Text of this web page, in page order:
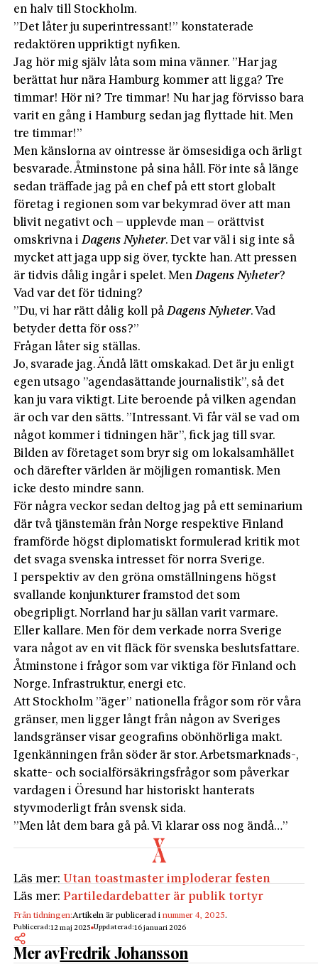
en halv till Stockholm.
”Det låter ju superintressant!” konstaterade
redaktören uppriktigt nyfiken.
Jag hör mig själv låta som mina vänner. ”Har jag
berättat hur nära Hamburg kommer att ligga? Tre
timmar! Hör ni? Tre timmar! Nu har jag förvisso bara
varit en gång i Hamburg sedan jag flyttade hit. Men
tre timmar!”
Men känslorna av ointresse är ömsesidiga och ärligt
besvarade. Åtminstone på sina håll. För inte så länge
sedan träffade jag på en chef på ett stort globalt
företag i regionen som var bekymrad över att man
blivit negativt och – upplevde man – orättvist
omskrivna iDagens Nyheter. Det var väl i sig inte så
mycket att jaga upp sig över, tyckte han. Att pressen
är tidvis dålig ingår i spelet. MenDagens Nyheter?
Vad var det för tidning?
”Du, vi har rätt dålig koll påDagens Nyheter. Vad
betyder detta för oss?”
Frågan låter sig ställas.
Jo, svarade jag. Ändå lätt omskakad. Det är ju enligt
egen utsago ”agendasättande journalistik”, så det
kan ju vara viktigt. Lite beroende på vilken agendan
är och var den sätts. ”Intressant. Vi får väl se vad om
något kommer i tidningen här”, fick jag till svar.
Bilden av företaget som bryr sig om lokalsamhället
och därefter världen är möjligen romantisk. Men
icke desto mindre sann.
För några veckor sedan deltog jag på ett seminarium
där två tjänstemän från Norge respektive Finland
framförde högst diplomatiskt formulerad kritik mot
det svaga svenska intresset för norra Sverige.
I perspektiv av den gröna omställningens högst
svallande konjunkturer framstod det som
obegripligt. Norrland har ju sällan varit varmare.
Eller kallare. Men för dem verkade norra Sverige
vara något av en vit fläck för svenska beslutsfattare.
Åtminstone i frågor som var viktiga för Finland och
Norge. Infrastruktur, energi etc.
Att Stockholm ”äger” nationella frågor som rör våra
gränser, men ligger långt från någon av Sveriges
landsgränser visar geografins obönhörliga makt.
Igenkänningen från söder är stor. Arbetsmarknads-,
skatte- och socialförsäkringsfrågor som påverkar
vardagen i Öresund har historiskt hanterats
styvmoderligt från svensk sida.
”Men låt dem bara gå på. Vi klarar oss nog ändå…”
Läs mer: Utan toastmaster imploderar festen
Läs mer:Partiledardebatter är publik tortyr
Från tidningen:Artikeln är publicerad inummer 4, 2025.
Publicerad:12 maj 2025 Uppdaterad:16 januari 2026
Mer avFredrik Johansson